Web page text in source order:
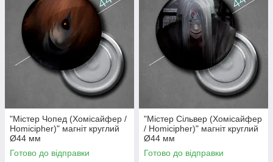
"Містер Чопед (Хомісайфер /
Homicipher)" магніт круглий
Ø44 мм
Готово до відправки
"Містер Сільвер (Хомісайфер
/ Homicipher)" магніт круглий
Ø44 мм
Готово до відправки